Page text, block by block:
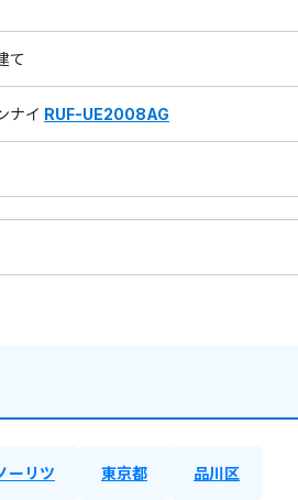
て
ナイ RUF-UE2008AG
ーリツ 東京都 品川区